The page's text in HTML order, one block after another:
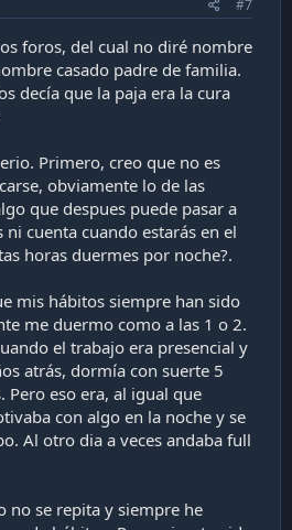
#7
foros, del cual no diré nombre
casado padre de familia.
decía que la paja era la cura
Primero, creo que no es
obviamente lo de las
que despues puede pasar a
cuenta cuando estarás en el
horas duermes por noche?.
mis hábitos siempre han sido
me duermo como a las 1 o 2.
el trabajo era presencial y
atrás, dormía con suerte 5
Pero eso era, al igual que
con algo en la noche y se
Al otro dia a veces andaba full
no se repita y siempre he